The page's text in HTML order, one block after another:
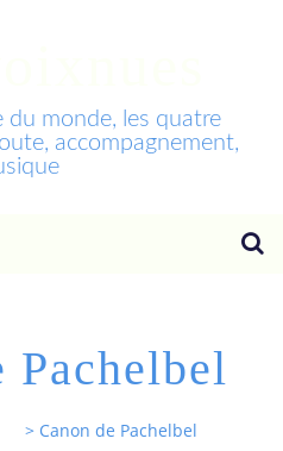
du monde, les quatre
accompagnement,
Pachelbel
> Canon de Pachelbel